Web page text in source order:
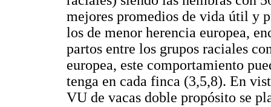
mejores promedios de vida útil y
los de menor herencia europea,
partos entre los grupos raciales
europea, este comportamiento
tenga en cada finca (3,5,8). En
VU de vacas doble propósito se